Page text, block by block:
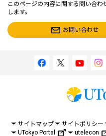
このページの内容に関する問い合
します。
お問い合わせ
サイトマップ サイトポリシー
UTokyo Portal
utelecon